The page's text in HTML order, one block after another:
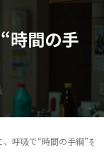
時間の手
呼吸で“時間の手綱”を